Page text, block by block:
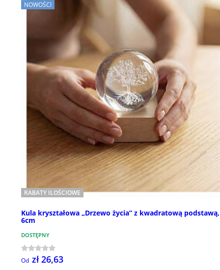
NOWOŚCI
RABATY ILOŚCIOWE
Kula kryształowa „Drzewo życia” z kwadratową podstawą,
6cm
DOSTĘPNY
Od zł 26,63